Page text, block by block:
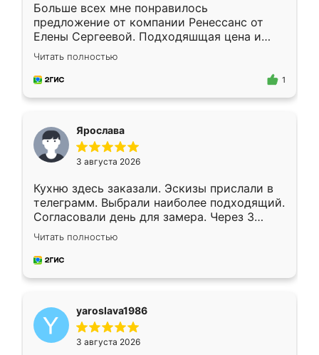
Больше всех мне понравилось
предложение от компании Ренессанс от
Елены Сергеевой. Подходяшщая цена и
короткие сроки изготовления. Приехавший
для замера сотрудник Владислав
предложил по моему эскизу самый
Читать полностью
1
Ярослава
3 августа 2026
Кухню здесь заказали. Эскизы прислали в
телеграмм. Выбрали наиболее подходящий.
Согласовали день для замера. Через 3
недели кухня была уже готова. Остались
довольны работой. Спасибо Ренессанс
мебель за качественную работу!
Читать полностью
yaroslava1986
3 августа 2026